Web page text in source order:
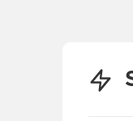
Facebook-flödet
Facebook-flödet